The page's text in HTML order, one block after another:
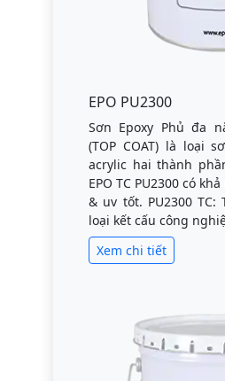
EPO PU2300
Sơn Epoxy Phủ đa
(TOP COAT) là loại
acrylic hai thành
EPO TC PU2300 có
& uv tốt. PU2300
loại kết cấu công
Xem chi tiết